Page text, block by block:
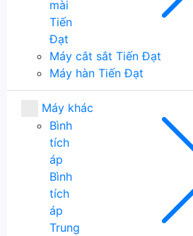
mài
Tiến
Đạt
Máy cắt sắt Tiến Đạt
Máy hàn Tiến Đạt
Máy khác
Bình
tích
áp
Bình
tích
áp
Trung